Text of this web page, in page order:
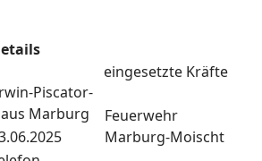
Piscator-
Marburg
eingesetzte Kräfte
Feuerwehr
Marburg-Moischt